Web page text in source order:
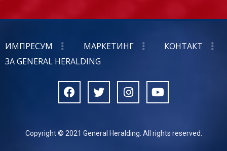
ИМПРЕСУМ МАРКЕТИНГ
КОНТАКТ
ЗА GENERAL HERALDING
Copyright © 2021 General Heralding. All rights reserved.